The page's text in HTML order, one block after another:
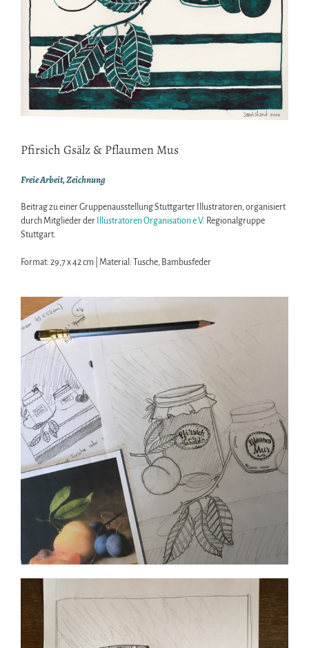
Pfirsich Gsälz & Pflaumen Mus
Freie Arbeit, Zeichnung
Beitrag zu einer Gruppenausstellung Stuttgarter Illustratoren, organisiert
durch Mitglieder der
Illustratoren Organisation e.V. Regionalgruppe
Stuttgart.
Format: 29,7 x 42 cm | Material: Tusche, Bambusfeder